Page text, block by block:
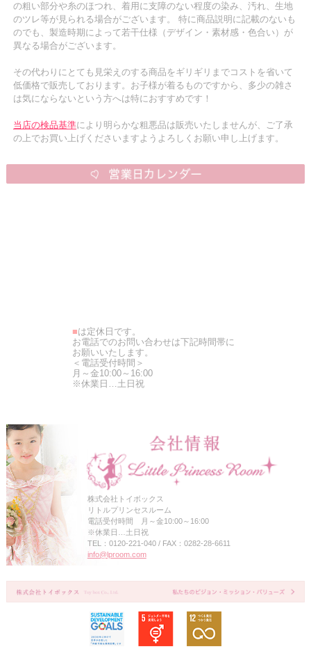
の粗い部分や糸のほつれ、着用に支障のない程度の染み、汚れ、生地
のツレ等が見られる場合がございます。 特に商品説明に記載のないも
のでも、製造時期によって若干仕様（デザイン・素材感・色合い）が
異なる場合がございます。
その代わりにとても見栄えのする商品をギリギリまでコストを省いて
低価格で販売しております。お子様が着るものですから、多少の雑さ
は気にならないという方へは特におすすめです！
当店の検品基準により明らかな粗悪品は販売いたしませんが、ご了承
の上でお買い上げくださいますようよろしくお願い申し上げます。
■は定休日です。
お電話でのお問い合わせは下記時間帯に
お願いいたします。
＜電話受付時間＞
月～金10:00～16:00
※休業日…土日祝
株式会社トイボックス
リトルプリンセスルーム
電話受付時間 月～金10:00～16:00
※休業日…土日祝
TEL：0120-221-040 / FAX：0282-28-6611
info@lproom.com